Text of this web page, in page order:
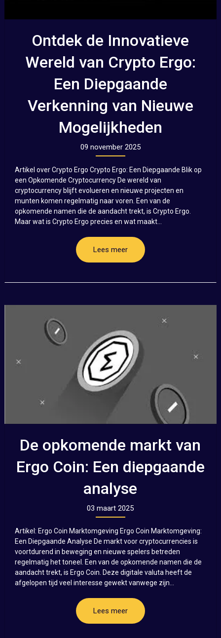
Ontdek de Innovatieve
Wereld van Crypto Ergo:
Een Diepgaande
Verkenning van Nieuwe
Mogelijkheden
09 november 2025
Artikel over Crypto Ergo Crypto Ergo: Een Diepgaande Blik op
een Opkomende Cryptocurrency De wereld van
cryptocurrency blijft evolueren en nieuwe projecten en
munten komen regelmatig naar voren. Een van de
opkomende namen die de aandacht trekt, is Crypto Ergo.
Maar wat is Crypto Ergo precies en wat maakt...
Lees meer
De opkomende markt van
Ergo Coin: Een diepgaande
analyse
03 maart 2025
Artikel: Ergo Coin Marktomgeving Ergo Coin Marktomgeving:
Een Diepgaande Analyse De markt voor cryptocurrencies is
voortdurend in beweging en nieuwe spelers betreden
regelmatig het toneel. Een van de opkomende namen die de
aandacht trekt, is Ergo Coin. Deze digitale valuta heeft de
afgelopen tijd veel interesse gewekt vanwege zijn...
Lees meer